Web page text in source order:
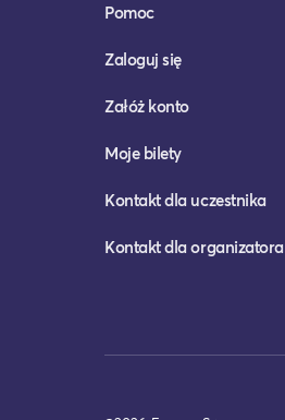
Pomoc
Zaloguj się
Załóż konto
Moje bilety
Kontakt dla uczestnika
Kontakt dla organizatora